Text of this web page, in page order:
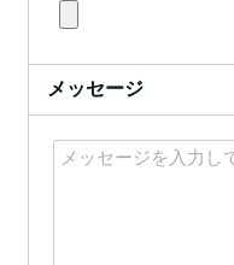
メッセージ